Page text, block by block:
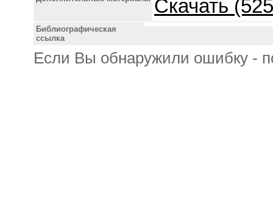
Скачать
Библиографическая
ссылка
Если Вы обнаружили ошибку -